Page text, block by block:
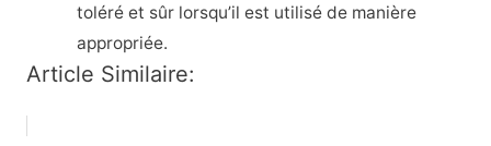
toléré et sûr lorsqu’il est utilisé de manière
appropriée.
Article Similaire: